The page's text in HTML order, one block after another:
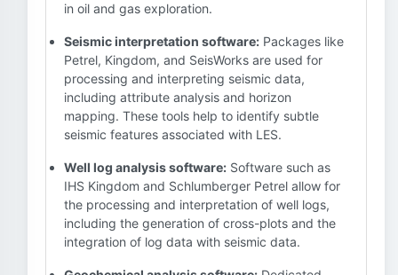
in oil and gas exploration.
Seismic interpretation software: Packages like
Petrel, Kingdom, and SeisWorks are used for
processing and interpreting seismic data,
including attribute analysis and horizon
mapping. These tools help to identify subtle
seismic features associated with LES.
Well log analysis software: Software such as
IHS Kingdom and Schlumberger Petrel allow for
the processing and interpretation of well logs,
including the generation of cross-plots and the
integration of log data with seismic data.